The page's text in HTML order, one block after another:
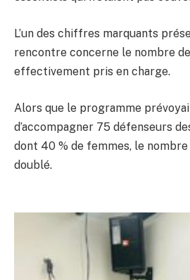
L’un des chiffres marquants
rencontre concerne le nombre
effectivement pris en charge.
Alors que le programme
d’accompagner 75 défenseurs
dont 40 % de femmes, le
doublé.